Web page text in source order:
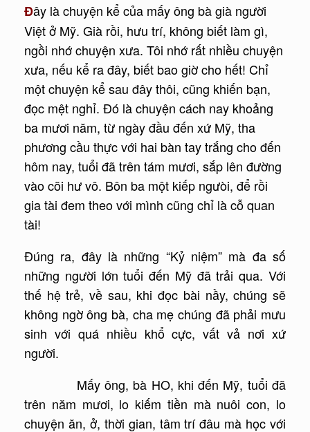
Đây là chuyện kể của mấy ông bà già người
Việt ở Mỹ. Già rồi, hưu trí, không biết làm gì,
ngồi nhớ chuyện xưa. Tôi nhớ rất nhiều chuyện
xưa, nếu kể ra đây, biết bao giờ cho hết! Chỉ
một chuyện kể sau đây thôi, cũng khiến bạn,
đọc mệt nghỉ. Đó là chuyện cách nay khoảng
ba mươi năm, từ ngày đầu đến xứ Mỹ, tha
phương cầu thực với hai bàn tay trắng cho đến
hôm nay, tuổi đã trên tám mươi, sắp lên đường
vào cõi hư vô. Bôn ba một kiếp ngưòi, để rồi
gia tài đem theo với mình cũng chỉ là cỗ quan
tài!
Đúng ra, đây là những “Kỷ niệm” mà đa số
những người lớn tuổi đến Mỹ đã trải qua. Với
thế hệ trẻ, về sau, khi đọc bài nầy, chúng sẽ
không ngờ ông bà, cha mẹ chúng đã phải mưu
sinh với quá nhiều khổ cực, vất vả nơi xứ
người.
Mấy ông, bà HO, khi đến Mỹ, tuổi đã
trên năm mươi, lo kiếm tiền mà nuôi con, lo
chuyện ăn, ở, thời gian, tâm trí đâu mà học với